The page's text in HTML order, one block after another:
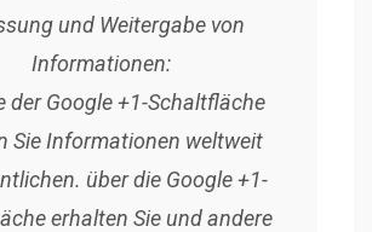
und Weitergabe von
Informationen:
der Google +1-Schaltfläche
Sie Informationen weltweit
über die Google +1-
erhalten Sie und andere